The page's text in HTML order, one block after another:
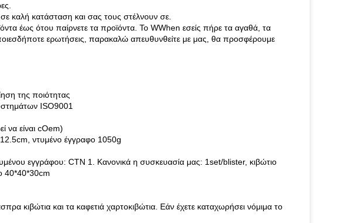
καλή κατάσταση και σας τους στέλνουν σε.
έως ότου παίρνετε τα προϊόντα. Το WWhen εσείς πήρε τα αγαθά, τα
ερωτήσεις, παρακαλώ απευθυνθείτε με μας, θα προσφέρουμε
της ποιότητας
ISO9001
να είναι cOem)
ντυμένο έγγραφο 1050g
εγγράφου: CTN 1. Κανονικά η συσκευασία μας: 1set/blister, κιβώτιο
40*40*30cm
κιβώτια και τα καφετιά χαρτοκιβώτια. Εάν έχετε καταχωρήσει νόμιμα το